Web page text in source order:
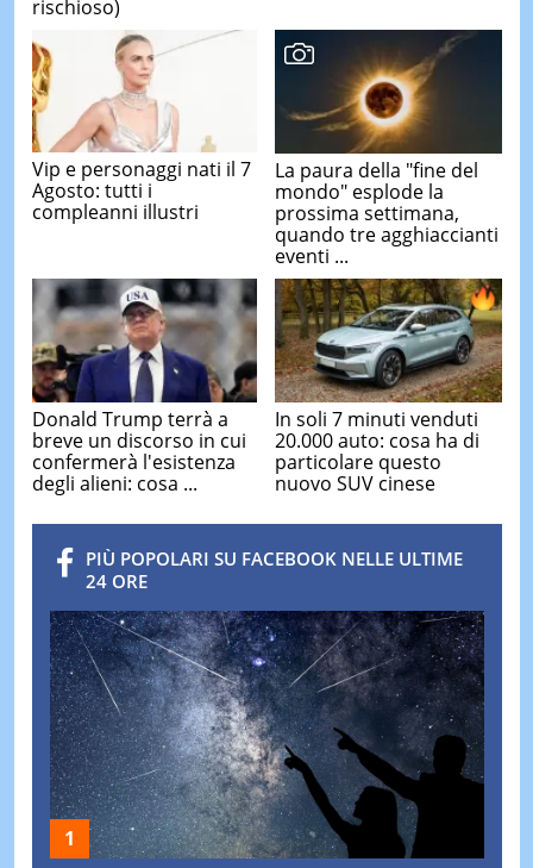
rischioso)
Vip e personaggi nati il 7
Agosto: tutti i
compleanni illustri
La paura della "fine del
mondo" esplode la
prossima settimana,
quando tre agghiaccianti
eventi ...
Donald Trump terrà a
breve un discorso in cui
confermerà l'esistenza
degli alieni: cosa ...
In soli 7 minuti venduti
20.000 auto: cosa ha di
particolare questo
nuovo SUV cinese
PIÙ POPOLARI SU FACEBOOK NELLE ULTIME
24 ORE